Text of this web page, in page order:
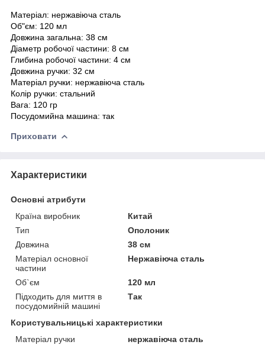
Матеріал: нержавіюча сталь
Об"єм: 120 мл
Довжина загальна: 38 см
Діаметр робочої частини: 8 см
Глибина робочої частини: 4 см
Довжина ручки: 32 см
Матеріал ручки: нержавіюча сталь
Колір ручки: стальний
Вага: 120 гр
Посудомийна машина: так
Приховати
Характеристики
Основні атрибути
Країна виробник
Китай
Тип
Ополоник
Довжина
38 см
Матеріал основної
частини
Нержавіюча сталь
Об`єм
120 мл
Підходить для миття в
посудомийній машині
Так
Користувальницькі характеристики
Матеріал ручки
нержавіюча сталь